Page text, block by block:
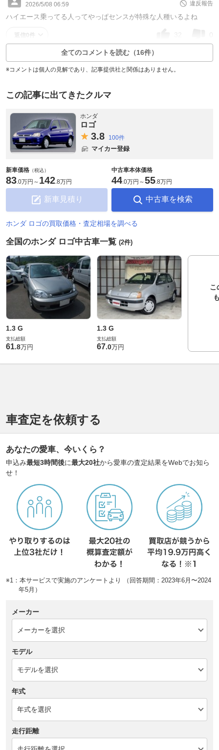
2026/5/08 06:59
違反報告
ハイエース乗ってる人ってやっぱセンスが特殊な人種いるよね
返信0件
全てのコメントを読む（16件）
※コメントは個人の見解であり、記事提供社と関係はありません。
この記事に出てきたクルマ
ホンダ
ロゴ
3.8 100件
マイカー登録
新車価格 （税込）
83.0万円 ～ 142.8万円
新車見積り
中古車本体価格
44.0万円 ～55.8万円
中古車を検索
ホンダ ロゴの買取価格・査定相場を調べる
全国のホンダ ロゴ中古車一覧 (2件)
1.3 G
支払総額
61.8万円
1.3 G
支払総額
67.0万円
こ
車査定を依頼する
あなたの愛車、今いくら？
申込み最短3時間後に最大20社から愛車の査定結果をWebでお知ら
せ！
※1：本サービスで実施のアンケートより （回答期間：2023年6月〜2024
年5月）
メーカー
モデル
年式
走行距離